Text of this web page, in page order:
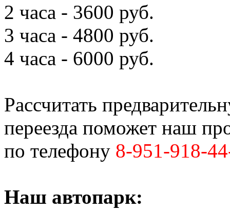
2 часа - 3600 руб.
3 часа - 4800 руб.
4 часа - 6000 руб.
Рассчитать
переезда поможет наш
по телефону 8-951-918-
Наш автопарк: